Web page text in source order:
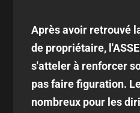
Après avoir retrouvé
de propriétaire,
s'atteler à renforcer
pas faire figuration.
nombreux pour les